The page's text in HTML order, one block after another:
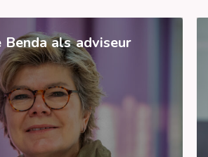
Benda als adviseur